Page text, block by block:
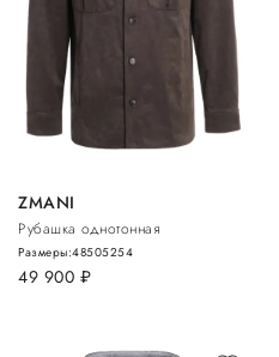
ZMANI
Рубашка однотонная
49 900 руб.
Размеры:48505254